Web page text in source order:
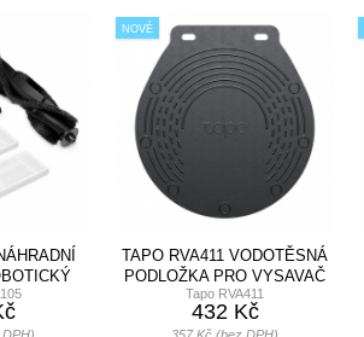
NOVÉ
TAPO RVA411 VODOTĚSNÁ
PODLOŽKA PRO VYSAVAČ
TAPO
Tapo RVA411
432 Kč